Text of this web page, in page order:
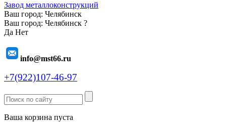
Завод металлоконструкций
Ваш город: Челябинск
Ваш город: Челябинск ?
Да Нет
info@mst66.ru
+7(922)107-46-97
Ваша корзина пуста